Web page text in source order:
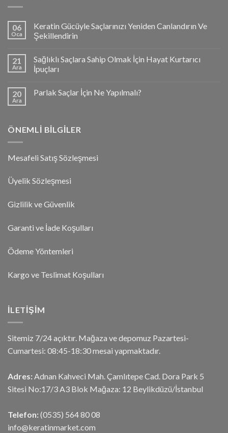
06
Oca
Keratin Gücüyle Saçlarınızı Yeniden Canlandırın Ve
Şekillendirin
21
Ara
Sağlıklı Saçlara Sahip Olmak İçin Hayat Kurtarıcı
İpuçları
20
Ara
Parlak Saçlar İçin Ne Yapılmalı?
ÖNEMLI BILGILER
Mesafeli Satış Sözleşmesi
Üyelik Sözleşmesi
Gizlilik ve Güvenlik
Garanti ve İade Koşulları
Ödeme Yöntemleri
Kargo ve Teslimat Koşulları
İLETIŞIM
Sitemiz 7/24 açıktır. Mağaza ve depomuz Pazartesi-
Cumartesi: 08:45-18:30 mesai yapmaktadır.
Adres: Adnan Kahveci Mah. Çamlıtepe Cad. Dora Park 5
Sitesi No:17/3 A3 Blok Mağaza: 12 Beylikdüzü/İstanbul
Telefon: (0535) 564 80 08
info@keratinmarket.com